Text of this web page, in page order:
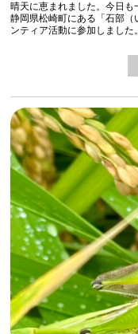
晴天に恵まれました。今日
静岡県松崎町にある「石部（
ンティア活動に参加しました